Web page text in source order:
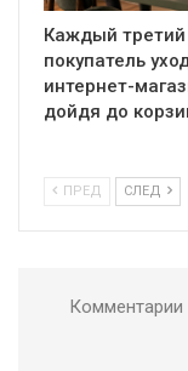
Каждый третий
покупатель
интернет-
дойдя до
ПРЕД СЛЕД